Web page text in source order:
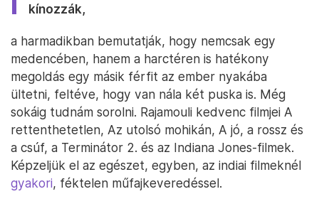
kínozzák,
a harmadikban bemutatják, hogy nemcsak egy
medencében, hanem a harctéren is hatékony
megoldás egy másik férfit az ember nyakába
ültetni, feltéve, hogy van nála két puska is. Még
sokáig tudnám sorolni. Rajamouli kedvenc filmjei A
rettenthetetlen, Az utolsó mohikán, A jó, a rossz és
a csúf, a Terminátor 2. és az Indiana Jones-filmek.
Képzeljük el az egészet, egyben, az indiai filmeknél
gyakori, féktelen műfajkeveredéssel.